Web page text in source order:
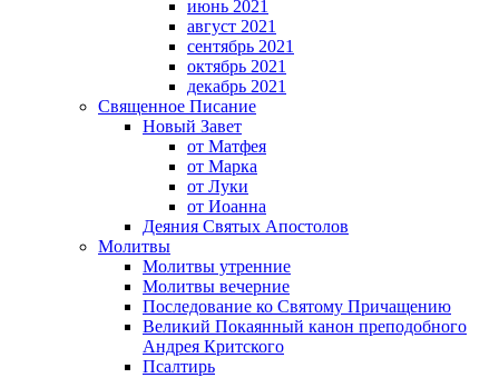
июнь 2021
август 2021
сентябрь 2021
октябрь 2021
декабрь 2021
Священное Писание
Новый Завет
от Матфея
от Марка
от Луки
от Иоанна
Деяния Святых Апостолов
Молитвы
Молитвы утренние
Молитвы вечерние
Последование ко Святому Причащению
Великий Покаянный канон преподобного
Андрея Критского
Псалтирь